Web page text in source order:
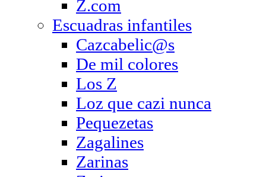
Z.com
Escuadras infantiles
Cazcabelic@s
De mil colores
Los Z
Loz que cazi nunca
Pequezetas
Zagalines
Zarinas